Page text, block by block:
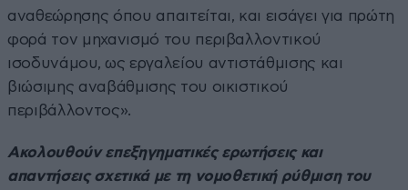
αναθεώρησης όπου απαιτείται, και εισάγει για πρώτη
φορά τον μηχανισμό του περιβαλλοντικού
ισοδυνάμου, ως εργαλείου αντιστάθμισης και
βιώσιμης αναβάθμισης του οικιστικού
περιβάλλοντος».
Ακολουθούν επεξηγηματικές ερωτήσεις και
απαντήσεις σχετικά με τη νομοθετική ρύθμιση του